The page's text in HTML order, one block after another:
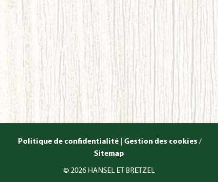
Politique de confidentialité Gestion des cookies /
Sitemap
© 2026 HANSEL ET BRETZEL